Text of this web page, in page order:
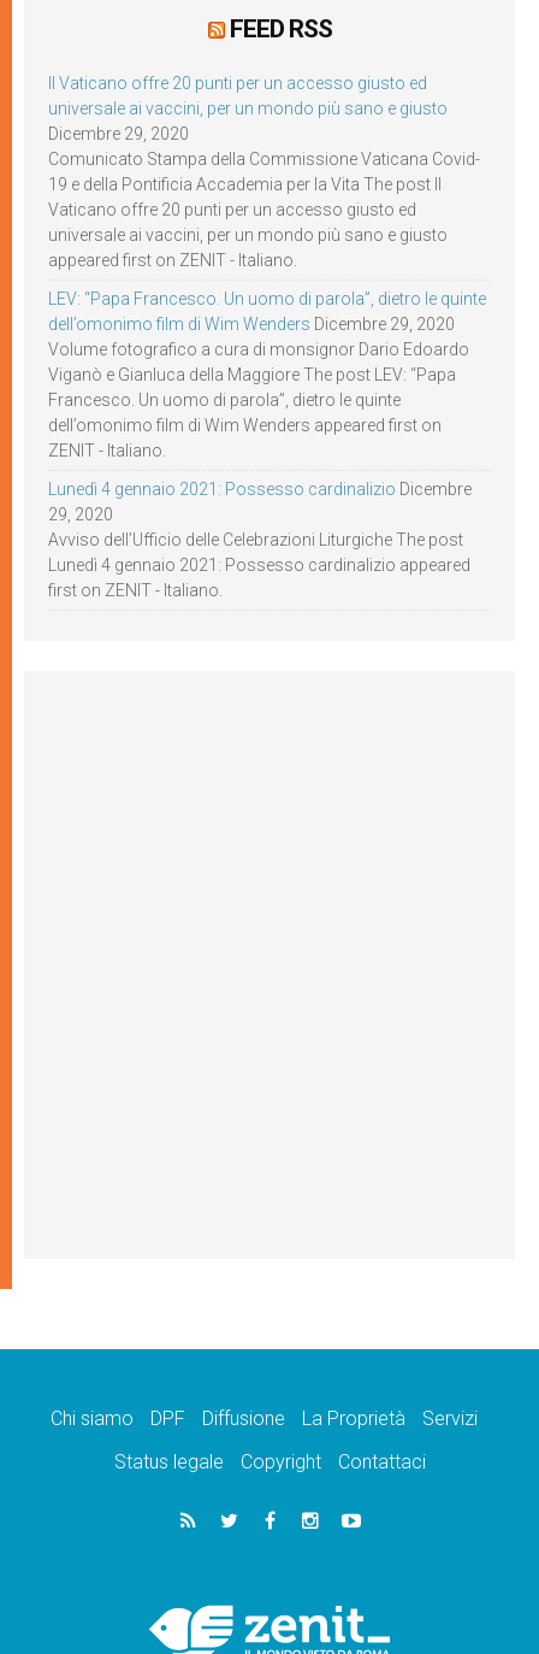
FEED RSS
Il Vaticano offre 20 punti per un accesso giusto ed
universale ai vaccini, per un mondo più sano e giusto
Dicembre 29, 2020
Comunicato Stampa della Commissione Vaticana Covid-
19 e della Pontificia Accademia per la Vita The post Il
Vaticano offre 20 punti per un accesso giusto ed
universale ai vaccini, per un mondo più sano e giusto
appeared first on ZENIT - Italiano.
LEV: “Papa Francesco. Un uomo di parola”, dietro le quinte
dell’omonimo film di Wim Wenders Dicembre 29, 2020
Volume fotografico a cura di monsignor Dario Edoardo
Viganò e Gianluca della Maggiore The post LEV: “Papa
Francesco. Un uomo di parola”, dietro le quinte
dell’omonimo film di Wim Wenders appeared first on
ZENIT - Italiano.
Lunedì 4 gennaio 2021: Possesso cardinalizio Dicembre
29, 2020
Avviso dell’Ufficio delle Celebrazioni Liturgiche The post
Lunedì 4 gennaio 2021: Possesso cardinalizio appeared
first on ZENIT - Italiano.
Chi siamo DPF Diffusione La Proprietà
Servizi
Status legale
Copyright Contattaci